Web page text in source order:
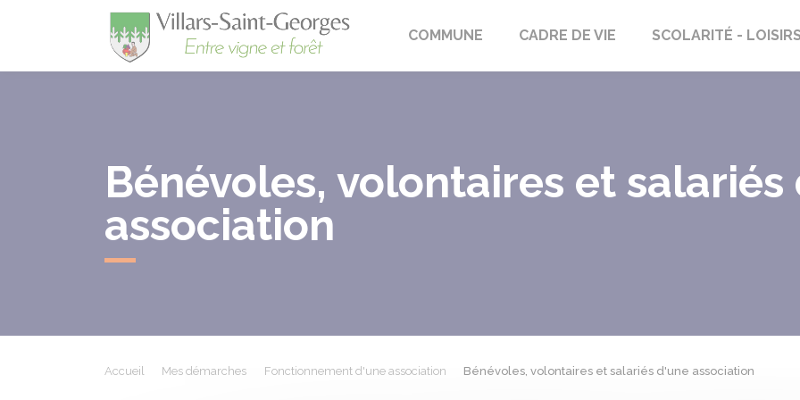
Villars-Saint-Georges
COMMUNE CADRE DE VIE SCOLARITÉ -
Bénévoles, volontaires et salariés
association
Accueil Mes démarches Fonctionnement d'une association Bénévoles, volontaires et salariés d'une association